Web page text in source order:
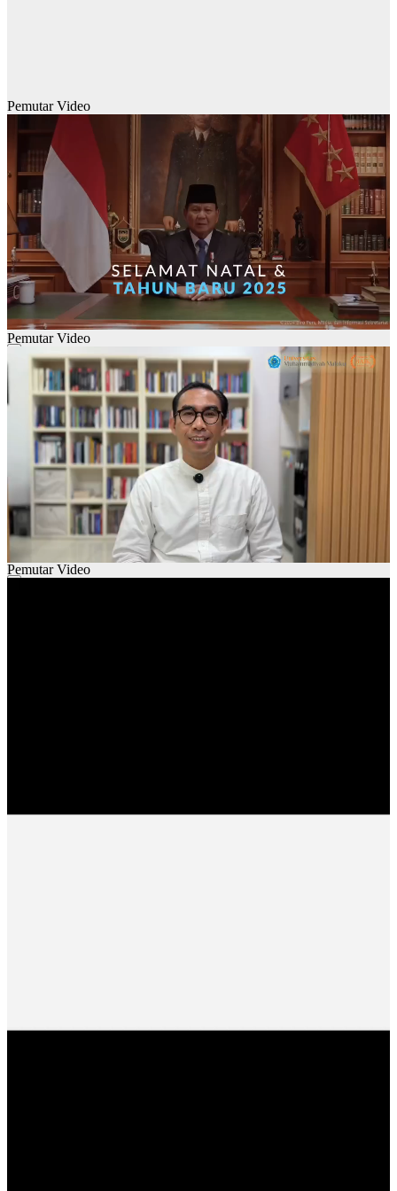
Pemutar Video
00:00
00:00
01:28
Pemutar Video
Pemutar Video